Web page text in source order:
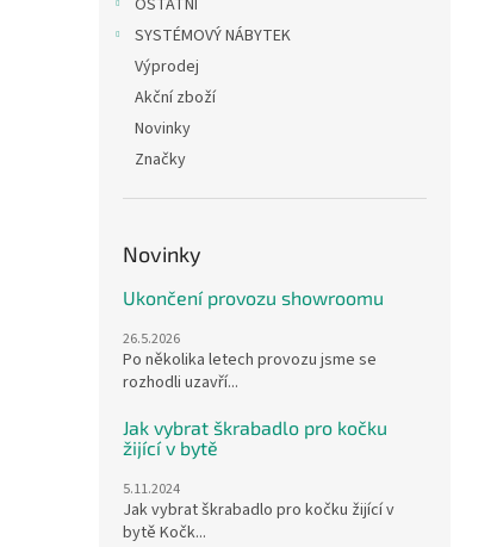
OSTATNÍ
SYSTÉMOVÝ NÁBYTEK
Výprodej
Akční zboží
Novinky
Značky
Novinky
Ukončení provozu showroomu
26.5.2026
Po několika letech provozu jsme se
rozhodli uzavří...
Jak vybrat škrabadlo pro kočku
žijící v bytě
5.11.2024
Jak vybrat škrabadlo pro kočku žijící v
bytě Kočk...